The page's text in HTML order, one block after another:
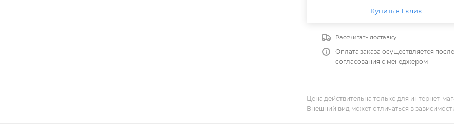
Купить в 1 клик
Рассчитать доставку
Оплата заказа осуществляется
согласования с менеджером
Цена действительна только для интернет-
Внешний вид может отличаться в